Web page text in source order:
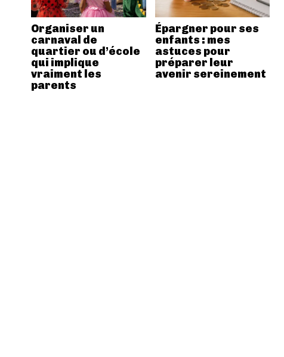
Organiser un
carnaval de
quartier ou d’école
qui implique
vraiment les
parents
Épargner pour ses
enfants : mes
astuces pour
préparer leur
avenir sereinement